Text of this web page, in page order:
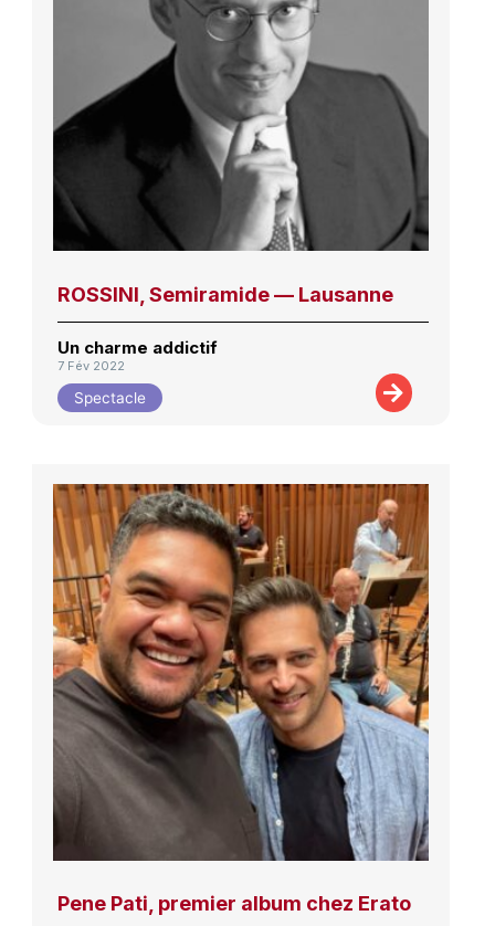
ROSSINI, Semiramide — Lausanne
Un charme addictif
7 Fév 2022
Spectacle
Pene Pati, premier album chez Erato